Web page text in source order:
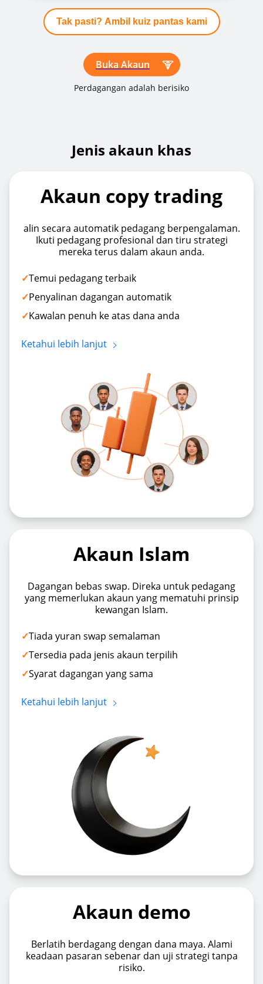
Tak pasti? Ambil kuiz pantas kami
Buka Akaun
Perdagangan adalah berisiko
Jenis akaun khas
Akaun copy trading
alin secara automatik pedagang berpengalaman.
Ikuti pedagang profesional dan tiru strategi
mereka terus dalam akaun anda.
Temui pedagang terbaik
Penyalinan dagangan automatik
Kawalan penuh ke atas dana anda
Ketahui lebih lanjut
Akaun Islam
Dagangan bebas swap. Direka untuk pedagang
yang memerlukan akaun yang mematuhi prinsip
kewangan Islam.
Tiada yuran swap semalaman
Tersedia pada jenis akaun terpilih
Syarat dagangan yang sama
Ketahui lebih lanjut
Akaun demo
Berlatih berdagang dengan dana maya. Alami
keadaan pasaran sebenar dan uji strategi tanpa
risiko.